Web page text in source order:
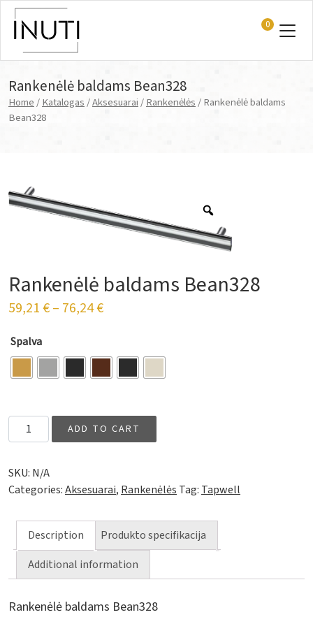
Main Navigation
0
Rankenėlė baldams Bean328
Home/Katalogas/Aksesuarai/Rankenėlės/ Rankenėlė baldams
Bean328
Rankenėlė baldams Bean328
59,21€– 76,24€
Spalva
Rankenėlė baldams Bean328 quantity
ADD TO CART
SKU: N/A
Categories:Aksesuarai, Rankenėlės Tag: Tapwell
Description
Produkto specifikacija
Additional information
Rankenėlė baldams Bean328